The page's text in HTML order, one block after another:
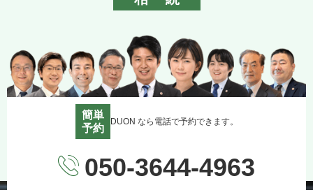
簡単
予約
DUON なら電話で予約できます。
050-3644-4963